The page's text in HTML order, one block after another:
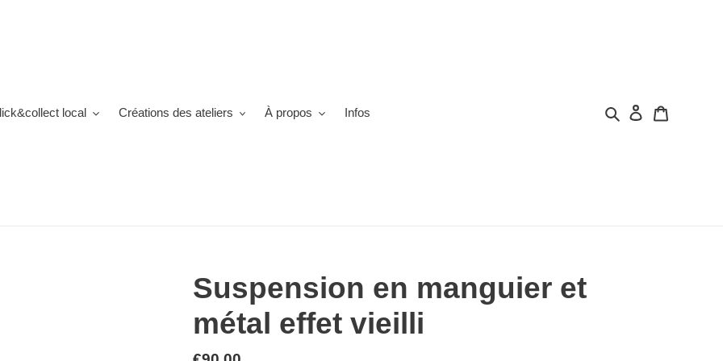
local Créations des ateliers À propos Infos Rechercher
Suspension en manguier et
métal effet vieilli